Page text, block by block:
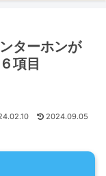
ターホンが
項目
2024.09.05